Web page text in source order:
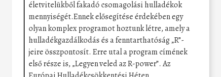
életvitelükből fakadó csomagolási hulladékok
mennyiségét.Ennek elősegítése érdekében egy
olyan komplex programot hoztunk létre, amely a
hulladékgazdálkodás és a fenntarthatóság „R”-
jeire összpontosít. Erre utal a program címének
első része is, „Legyen veled az R-power”. Az